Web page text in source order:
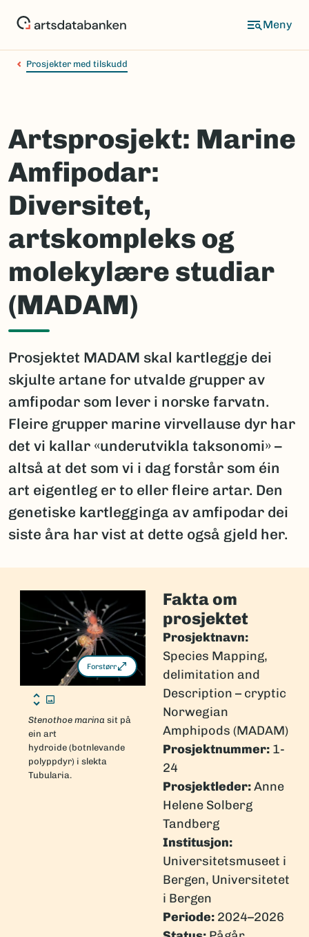
Prosjekter med tilskudd
Artsprosjekt: Marine
Amfipodar:
Diversitet,
artskompleks og
molekylære studiar
(MADAM)
Prosjektet MADAM skal kartleggje dei
skjulte artane for utvalde grupper av
amfipodar som lever i norske farvatn.
Fleire grupper marine virvellause dyr har
det vi kallar «underutvikla taksonomi» –
altså at det som vi i dag forstår som éin
art eigentleg er to eller fleire artar. Den
genetiske kartlegginga av amfipodar dei
siste åra har vist at dette også gjeld her.
Forstørr
Stenothoe marina sit på
ein art
hydroide (botnlevande
polyppdyr) i slekta
Tubularia.
Fakta om
prosjektet
Prosjektnavn:
Species Mapping,
delimitation and
Description – cryptic
Norwegian
Amphipods (MADAM)
Prosjektnummer: 1-
24
Prosjektleder:Anne
Helene Solberg
Tandberg
Institusjon:
Universitetsmuseet i
Bergen, Universitetet
i Bergen
Periode: 2024–2026